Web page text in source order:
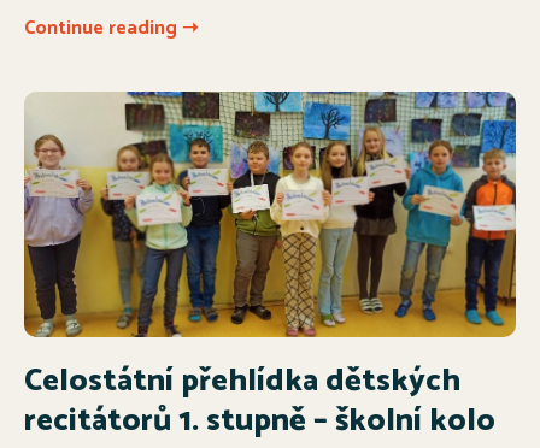
Continue reading ➝
Celostátní přehlídka dětských
recitátorů 1. stupně – školní kolo